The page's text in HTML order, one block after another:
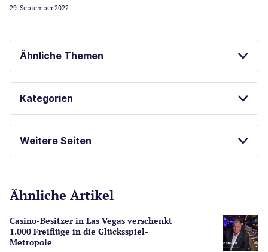
29. September 2022
Ähnliche Themen
LAS VEGAS GUIDE
Kategorien
Gesetzgebung
Lotterie
Weitere Seiten
CasinoOnline.de
PayPal Casinos
Ähnliche Artikel
Casino-Besitzer in Las Vegas verschenkt
1.000 Freiflüge in die Glücksspiel-
Metropole